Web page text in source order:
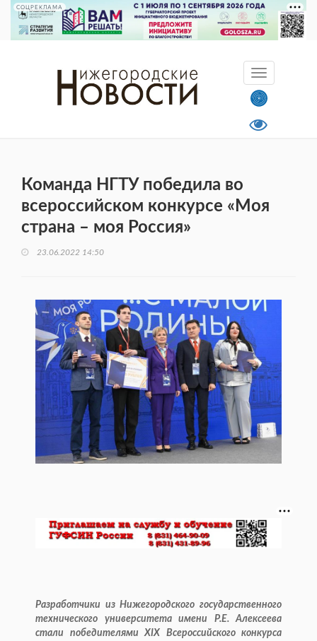
СОЦРЕКЛАМА
Команда НГТУ победила во
всероссийском конкурсе «Моя
страна – моя Россия»
23.06.2022 14:50
Разработчики из Нижегородского государственного
технического университета имени Р.Е. Алексеева
стали победителями XIX Всероссийского конкурса